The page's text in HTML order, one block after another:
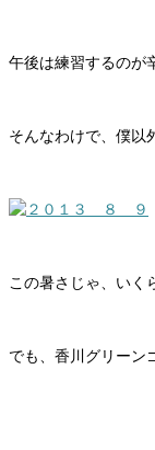
午後は練習するのが
そんなわけで、僕以
この暑さじゃ、いく
でも、香川グリーン